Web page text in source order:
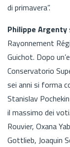
di primavera”.
Philippe Argenty
Rayonnement
Guichot. Dopo
Conservatorio
sei anni si forma
Stanislav
il massimo dei
Rouvier, Oxana
Gottlieb, Joaquin